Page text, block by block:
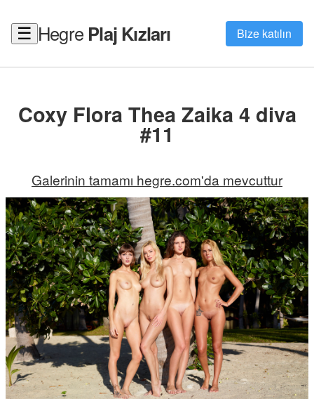
☰ Hegre Plaj Kızları Bize katılın
Coxy Flora Thea Zaika 4 diva
#11
Galerinin tamamı hegre.com'da mevcuttur